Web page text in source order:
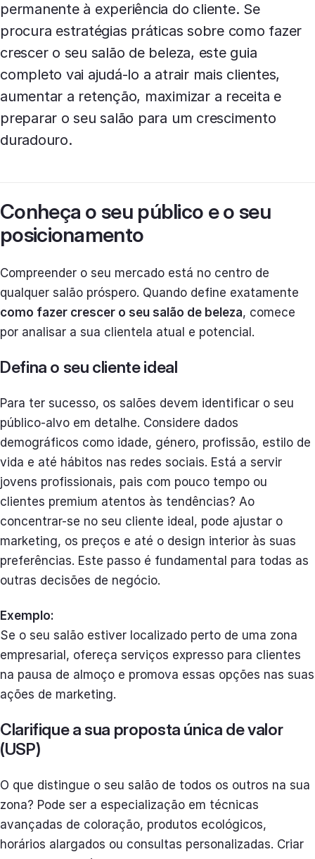
permanente à experiência do cliente. Se
procura estratégias práticas sobre como fazer
crescer o seu salão de beleza, este guia
completo vai ajudá-lo a atrair mais clientes,
aumentar a retenção, maximizar a receita e
preparar o seu salão para um crescimento
duradouro.
Conheça o seu público e o seu
posicionamento
Compreender o seu mercado está no centro de
qualquer salão próspero. Quando define exatamente
como fazer crescer o seu salão de beleza, comece
por analisar a sua clientela atual e potencial.
Defina o seu cliente ideal
Para ter sucesso, os salões devem identificar o seu
público-alvo em detalhe. Considere dados
demográficos como idade, género, profissão, estilo de
vida e até hábitos nas redes sociais. Está a servir
jovens profissionais, pais com pouco tempo ou
clientes premium atentos às tendências? Ao
concentrar-se no seu cliente ideal, pode ajustar o
marketing, os preços e até o design interior às suas
preferências. Este passo é fundamental para todas as
outras decisões de negócio.
Exemplo:
Se o seu salão estiver localizado perto de uma zona
empresarial, ofereça serviços expresso para clientes
na pausa de almoço e promova essas opções nas suas
ações de marketing.
Clarifique a sua proposta única de valor
(USP)
O que distingue o seu salão de todos os outros na sua
zona? Pode ser a especialização em técnicas
avançadas de coloração, produtos ecológicos,
horários alargados ou consultas personalizadas. Criar